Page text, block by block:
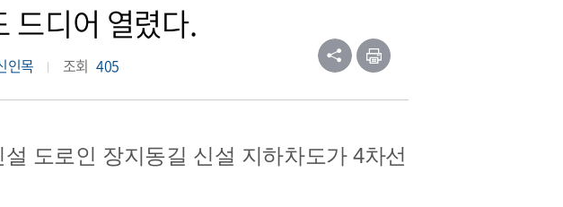
드디어 열렸다.
인목 조회 405
도로인 장지동길 신설 지하차도가 4차선